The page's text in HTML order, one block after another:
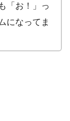
「お！」っ
になってま